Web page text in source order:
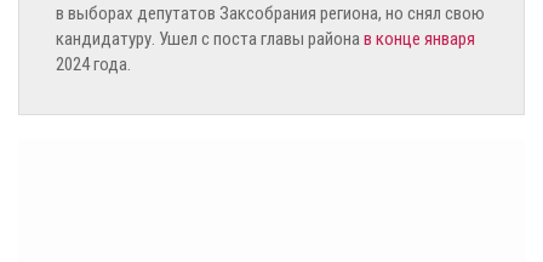
в выборах депутатов Заксобрания региона, но снял свою
кандидатуру. Ушел с поста главы районав конце января
2024 года.